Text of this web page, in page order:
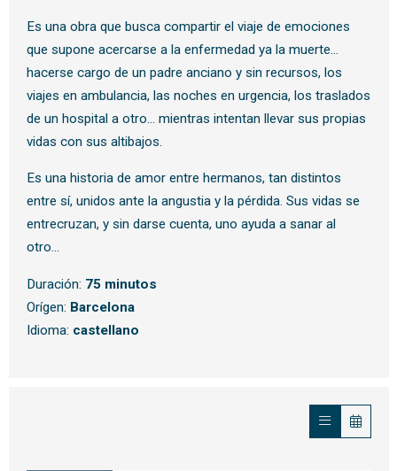
Es una obra que busca compartir el viaje de emociones
que supone acercarse a la enfermedad ya la muerte…
hacerse cargo de un padre anciano y sin recursos, los
viajes en ambulancia, las noches en urgencia, los traslados
de un hospital a otro… mientras intentan llevar sus propias
vidas con sus altibajos.
Es una historia de amor entre hermanos, tan distintos
entre sí, unidos ante la angustia y la pérdida. Sus vidas se
entrecruzan, y sin darse cuenta, uno ayuda a sanar al
otro…
Duración: 75 minutos
Orígen: Barcelona
Idioma: castellano